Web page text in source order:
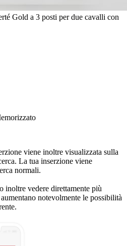
Gold a 3 posti per due cavalli con
viene inoltre visualizzata sulla
La tua inserzione viene
normali.
inoltre vedere direttamente più
notevolmente le possibilità